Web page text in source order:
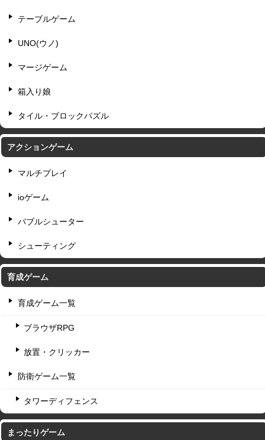
テーブルゲーム
UNO(ウノ)
マージゲーム
箱入り娘
タイル・ブロックパズル
アクションゲーム
マルチプレイ
ioゲーム
バブルシューター
シューティング
育成ゲーム
育成ゲーム一覧
ブラウザRPG
放置・クリッカー
防衛ゲーム一覧
タワーディフェンス
まったりゲーム